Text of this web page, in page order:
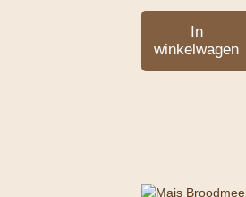
In
winkelwagen